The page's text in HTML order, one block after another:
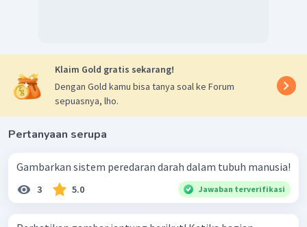
Klaim Gold gratis sekarang!
Dengan Gold kamu bisa tanya soal ke Forum
sepuasnya, lho.
Pertanyaan serupa
Gambarkan sistem peredaran darah dalam tubuh manusia!
3 5.0 Jawaban terverifikasi